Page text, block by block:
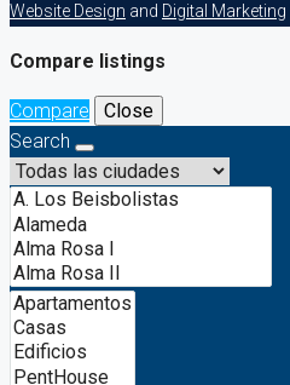
Website Design and Digital Marketing
Compare listings
Compare
Close
Search